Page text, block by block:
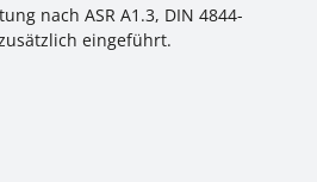
nach ASR A1.3, DIN 4844-
eingeführt.